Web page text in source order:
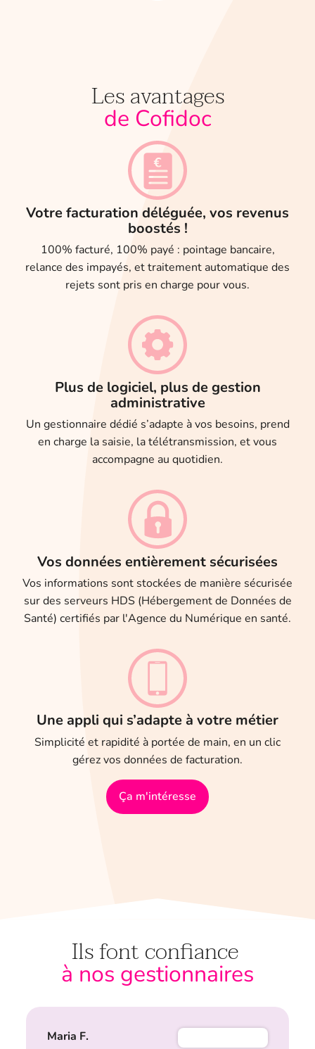
Les avantages
de Cofidoc
Votre facturation déléguée, vos revenus
boostés !
100% facturé, 100% payé : pointage bancaire,
relance des impayés, et traitement automatique des
rejets sont pris en charge pour vous.
Plus de logiciel, plus de gestion
administrative
Un gestionnaire dédié s’adapte à vos besoins, prend
en charge la saisie, la télétransmission, et vous
accompagne au quotidien.
Vos données entièrement sécurisées
Vos informations sont stockées de manière sécurisée
sur des serveurs HDS (Hébergement de Données de
Santé) certifiés par l'Agence du Numérique en santé.
Une appli qui s’adapte à votre métier
Simplicité et rapidité à portée de main, en un clic
gérez vos données de facturation.
Ça m'intéresse
Ils font confiance
à nos gestionnaires
Maria F.